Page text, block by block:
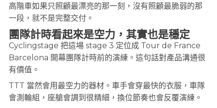
高階車如果只照顧最漂亮的那一刻，沒有照顧最脆弱的那
一段，就不是完整交付。
團隊計時看起來是空力，其實也是穩定
Cyclingstage 把這場 stage 3 定位成 Tour de France
Barcelona 開幕團隊計時前的演練。這句話對產品溝通很
有價值。
TTT 當然會用最空力的器材。車手會穿最快的衣服，車隊
會測輪組，座艙會調到很精細，換位節奏也會反覆演練。